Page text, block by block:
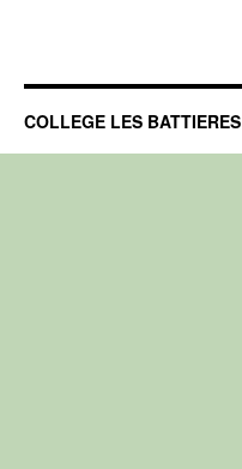
COLLEGE LES BATTIERES